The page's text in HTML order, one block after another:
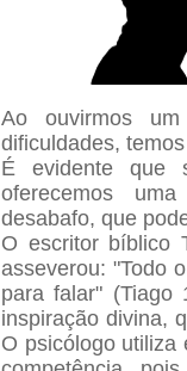
Ao ouvirmos
dificuldades,
É evidente que
oferecemos
desabafo, que
O escritor bíblico
asseverou: "Todo
para falar" (Tiago
inspiração divina,
O psicólogo utiliza